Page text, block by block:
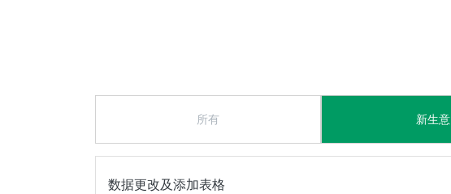
Form Menu
所有 新生意
数据更改及添加表格